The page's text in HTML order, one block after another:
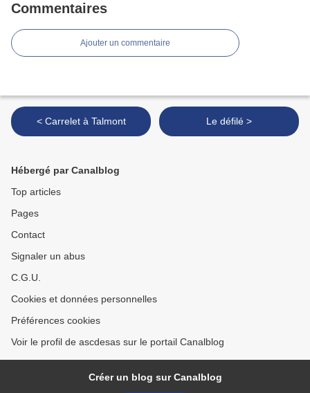
Commentaires
Ajouter un commentaire
< Carrelet à Talmont Le défilé >
Hébergé par Canalblog
Top articles
Pages
Contact
Signaler un abus
C.G.U.
Cookies et données personnelles
Préférences cookies
Voir le profil de ascdesas sur le portail Canalblog
Créer un blog sur Canalblog